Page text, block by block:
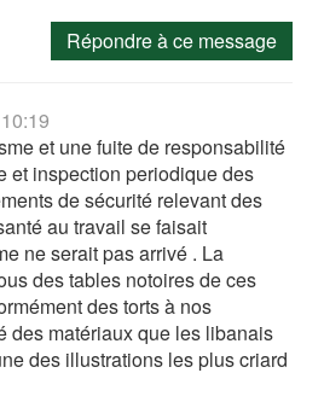
Répondre à ce message
et une fuite de responsabilité
et inspection periodique des
de sécurité relevant des
au travail se faisait
ne serait pas arrivé . La
des tables notoires de ces
des torts à nos
des matériaux que les libanais
des illustrations les plus criard